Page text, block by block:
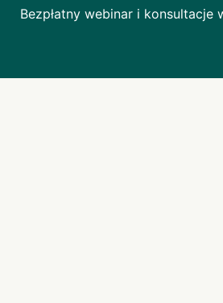
Bezpłatny webinar i konsultacje